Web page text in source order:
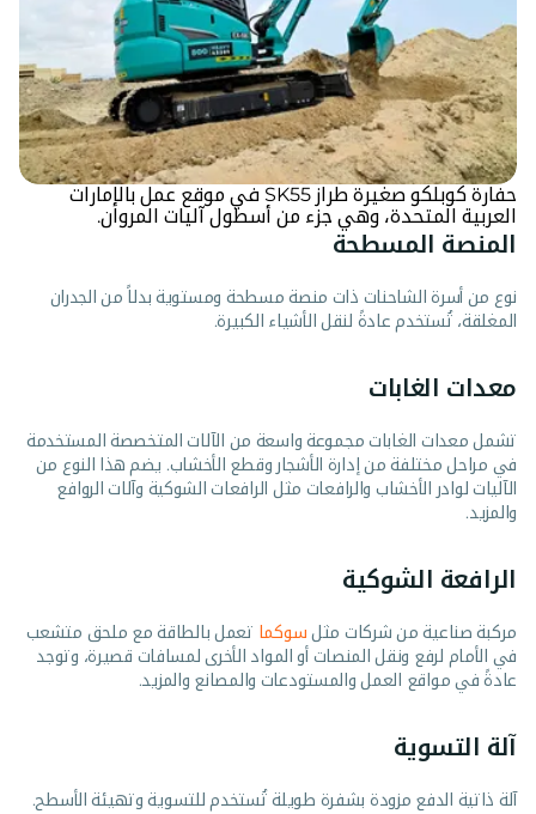
حفارة كوبلكو صغيرة طراز SK55 في موقع عمل بالإمارات
العربية المتحدة، وهي جزء من أسطول آليات المروان.
المنصة المسطحة
نوع من أسرة الشاحنات ذات منصة مسطحة ومستوية بدلاً من الجدران
المغلقة، تُستخدم عادةً لنقل الأشياء الكبيرة.
معدات الغابات
تشمل معدات الغابات مجموعة واسعة من الآلات المتخصصة المستخدمة
في مراحل مختلفة من إدارة الأشجار وقطع الأخشاب. يضم هذا النوع من
الآليات لوادر الأخشاب والرافعات مثل الرافعات الشوكية وآلات الروافع
والمزيد.
الرافعة الشوكية
مركبة صناعية من شركات مثل سوكما تعمل بالطاقة مع ملحق متشعب
في الأمام لرفع ونقل المنصات أو المواد الأخرى لمسافات قصيرة، وتوجد
عادةً في مواقع العمل والمستودعات والمصانع والمزيد.
آلة التسوية
آلة ذاتية الدفع مزودة بشفرة طويلة تُستخدم للتسوية وتهيئة الأسطح.